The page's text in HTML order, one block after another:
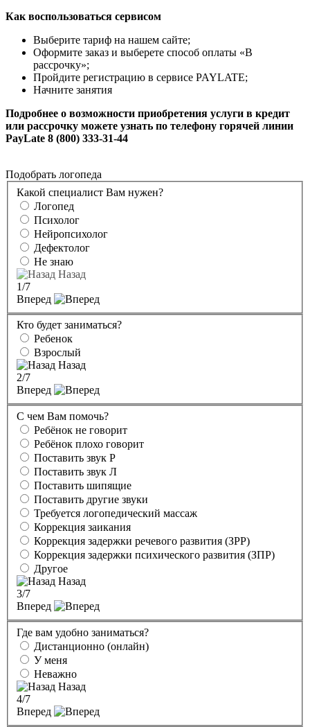
Как воспользоваться сервисом
Выберите тариф на нашем сайте;
Оформите заказ и выберете способ оплаты «В
рассрочку»;
Пройдите регистрацию в сервисе PAYLATE;
Начните занятия
Подробнее о возможности приобретения услуги в кредит
или рассрочку можете узнать по телефону горячей линии
PayLate 8 (800) 333-31-44
Подобрать логопеда
Какой специалист Вам нужен?
Логопед
Психолог
Нейропсихолог
Дефектолог
Не знаю
Назад
1/7
Вперед
Кто будет заниматься?
Ребенок
Взрослый
Назад
2/7
Вперед
С чем Вам помочь?
Ребёнок не говорит
Ребёнок плохо говорит
Поставить звук Р
Поставить звук Л
Поставить шипящие
Поставить другие звуки
Требуется логопедический массаж
Коррекция заикания
Коррекция задержки речевого развития (ЗРР)
Коррекция задержки психического развития (ЗПР)
Другое
Назад
3/7
Вперед
Где вам удобно заниматься?
Дистанционно (онлайн)
У меня
Неважно
Назад
4/7
Вперед